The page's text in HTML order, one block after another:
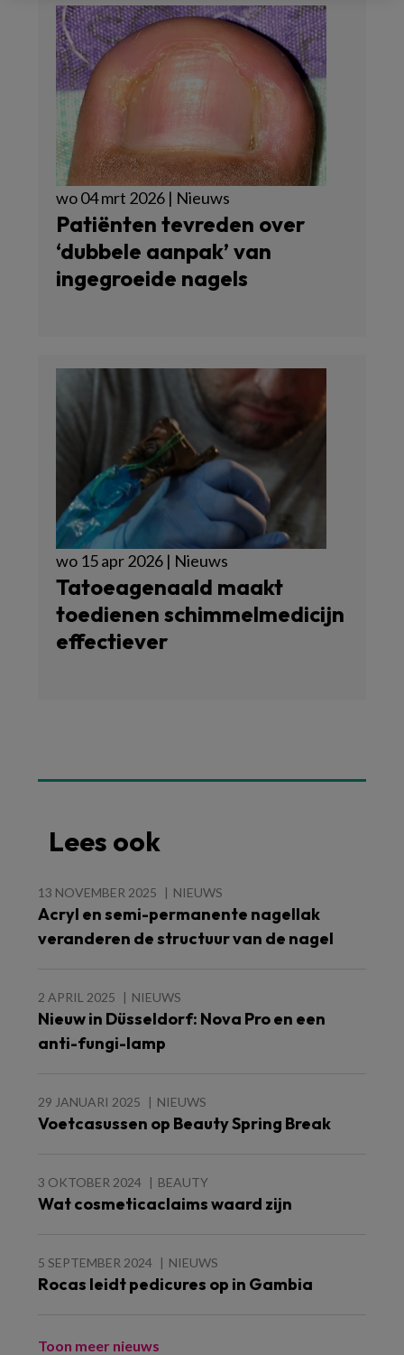
wo 04 mrt 2026 | Nieuws
Patiënten tevreden over
‘dubbele aanpak’ van
ingegroeide nagels
wo 15 apr 2026 | Nieuws
Tatoeagenaald maakt
toedienen schimmelmedicijn
effectiever
Lees ook
13 NOVEMBER 2025 NIEUWS
Acryl en semi-permanente nagellak
veranderen de structuur van de nagel
2 APRIL 2025 NIEUWS
Nieuw in Düsseldorf: Nova Pro en een
anti-fungi-lamp
29 JANUARI 2025 NIEUWS
Voetcasussen op Beauty Spring Break
3 OKTOBER 2024 BEAUTY
Wat cosmeticaclaims waard zijn
5 SEPTEMBER 2024 NIEUWS
Rocas leidt pedicures op in Gambia
Toon meer nieuws